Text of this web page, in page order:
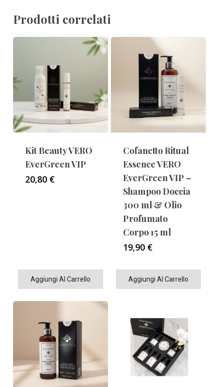
Prodotti correlati
Aggiungi Al Carrello
Kit Beauty VERO
EverGreen VIP
20,80 €
Aggiungi Al Carrello
Cofanetto Ritual
Essence VERO
EverGreen VIP –
Shampoo Doccia
300 ml & Olio
Profumato
Corpo 15 ml
19,90 €